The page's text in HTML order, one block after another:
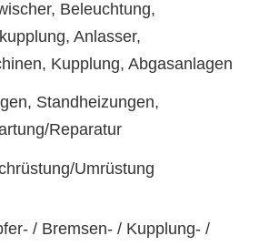
Beleuchtung,
Anlasser,
Kupplung, Abgasanlagen
Standheizungen,
Reparatur
Umrüstung
/ Bremsen- / Kupplung- /